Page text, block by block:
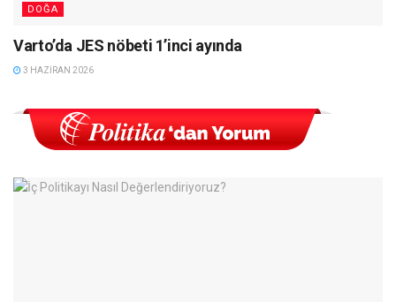
DOĞA
Varto’da JES nöbeti 1’inci ayında
3 HAZIRAN 2026